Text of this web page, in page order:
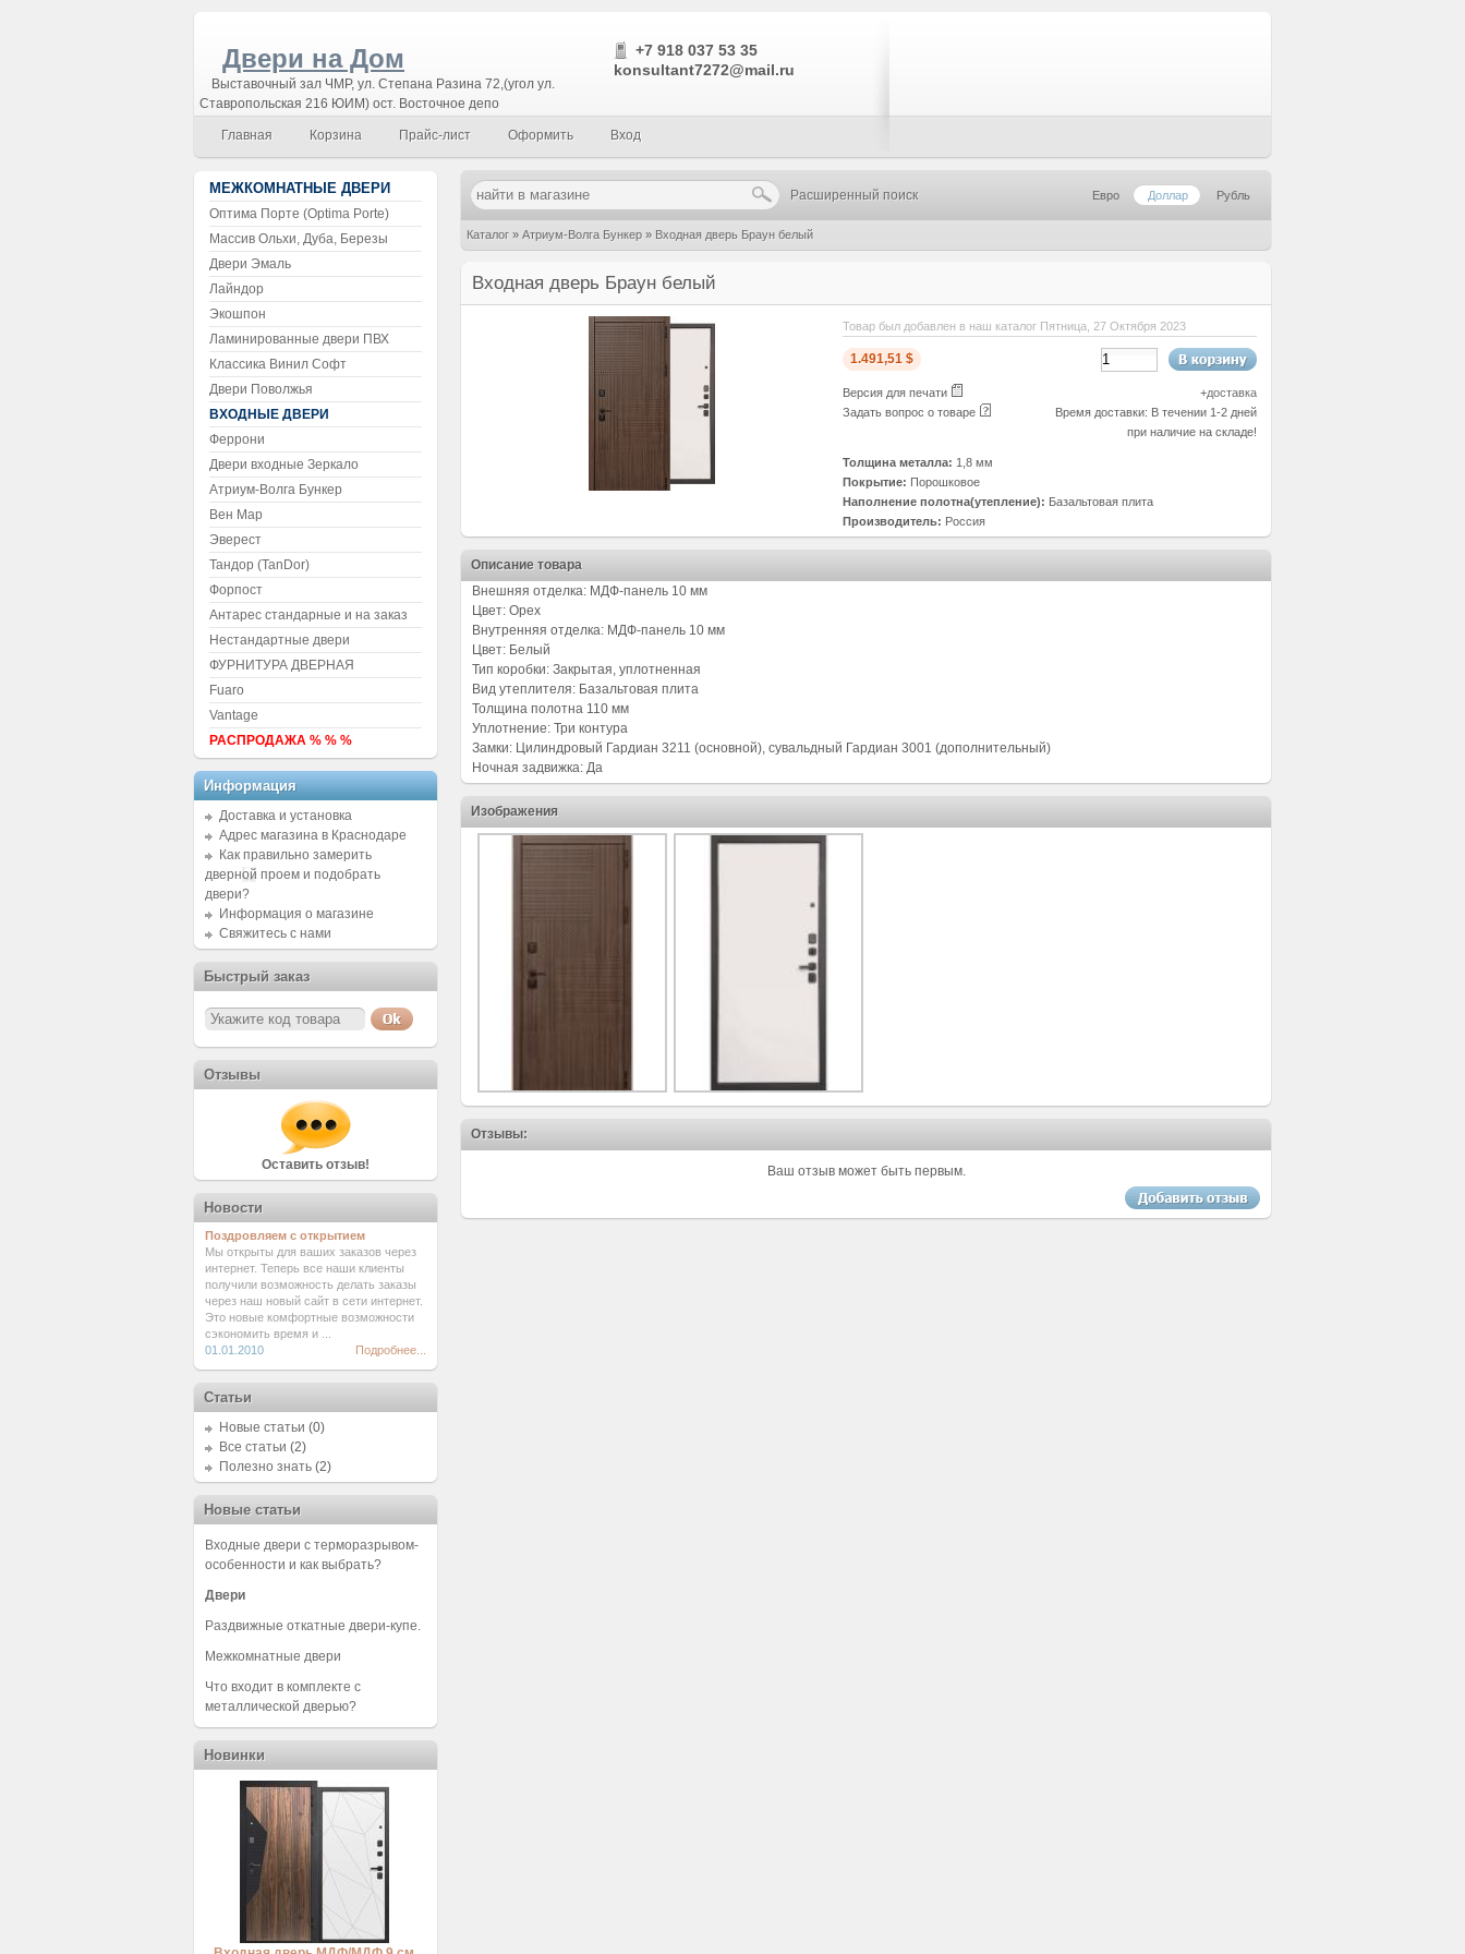
Двери на Дом
Выставочный зал ЧМР, ул. Степана Разина 72,(угол ул.
Ставропольская 216 ЮИМ) ост. Восточное депо
+7 918 037 53 35
konsultant7272@mail.ru
Главная Корзина Прайс-лист Оформить Вход
Расширенный поиск Евро Доллар Рубль
Каталог » Атриум-Волга Бункер » Входная дверь Браун белый
Входная дверь Браун белый
Товар был добавлен в наш каталог Пятница, 27 Октября 2023
1.491,51 $
Версия для печати
Задать вопрос о товаре
+доставка
Время доставки: В течении 1-2 дней
при наличие на складе!
Толщина металла: 1,8 мм
Покрытие: Порошковое
Наполнение полотна(утепление): Базальтовая плита
Производитель: Россия
Описание товара
Внешняя отделка: МДФ-панель 10 мм
Цвет: Орех
Внутренняя отделка: МДФ-панель 10 мм
Цвет: Белый
Тип коробки: Закрытая, уплотненная
Вид утеплителя: Базальтовая плита
Толщина полотна 110 мм
Уплотнение: Три контура
Замки: Цилиндровый Гардиан 3211 (основной), сувальдный Гардиан 3001 (дополнительный)
Ночная задвижка: Да
Изображения
Отзывы:
Ваш отзыв может быть первым.
МЕЖКОМНАТНЫЕ ДВЕРИ
Оптима Порте (Optima Porte)
Массив Ольхи, Дуба, Березы
Двери Эмаль
Лайндор
Экошпон
Ламинированные двери ПВХ
Классика Винил Софт
Двери Поволжья
ВХОДНЫЕ ДВЕРИ
Феррони
Двери входные Зеркало
Атриум-Волга Бункер
Вен Мар
Эверест
Тандор (TanDor)
Форпост
Антарес стандарные и на заказ
Нестандартные двери
ФУРНИТУРА ДВЕРНАЯ
Fuaro
Vantage
РАСПРОДАЖА % % %
Информация
Доставка и установка
Адрес магазина в Краснодаре
Как правильно замерить
дверной проем и подобрать
двери?
Информация о магазине
Свяжитесь с нами
Быстрый заказ
Отзывы
Оставить отзыв!
Новости
Поздровляем с открытием
Мы открыты для ваших заказов через
интернет. Теперь все наши клиенты
получили возможность делать заказы
через наш новый сайт в сети интернет.
Это новые комфортные возможности
сэкономить время и ...
01.01.2010
Подробнее...
Статьи
Новые статьи (0)
Все статьи (2)
Полезно знать (2)
Новые статьи
Входные двери с терморазрывом-
особенности и как выбрать?
Двери
Раздвижные откатные двери-купе.
Межкомнатные двери
Что входит в комплекте с
металлической дверью?
Новинки